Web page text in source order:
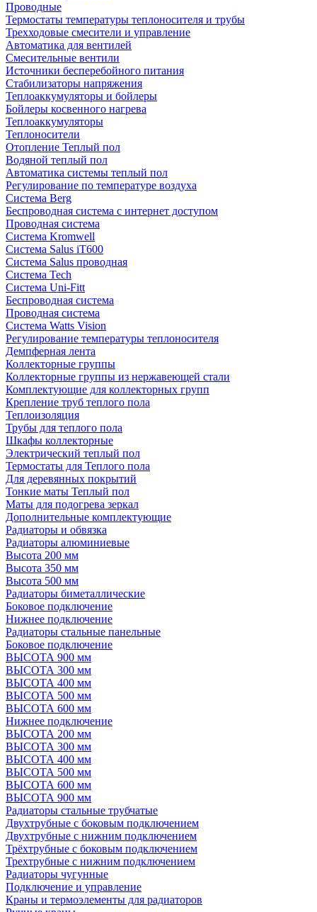
Проводные
Термостаты температуры теплоносителя и трубы
Трехходовые смесители и управление
Автоматика для вентилей
Смесительные вентили
Источники бесперебойного питания
Стабилизаторы напряжения
Теплоаккумуляторы и бойлеры
Бойлеры косвенного нагрева
Теплоаккумуляторы
Теплоносители
Отопление Теплый пол
Водяной теплый пол
Автоматика системы теплый пол
Регулирование по температуре воздуха
Система Berg
Беспроводная система с интернет доступом
Проводная система
Система Kromwell
Система Salus iT600
Система Salus проводная
Система Tech
Система Uni-Fitt
Беспроводная система
Проводная система
Система Watts Vision
Регулирование температуры теплоносителя
Демпферная лента
Коллекторные группы
Коллекторные группы из нержавеющей стали
Комплектующие для коллекторных групп
Крепление труб теплого пола
Теплоизоляция
Трубы для теплого пола
Шкафы коллекторные
Электрический теплый пол
Термостаты для Теплого пола
Для деревянных покрытий
Тонкие маты Теплый пол
Маты для подогрева зеркал
Дополнительные комплектующие
Радиаторы и обвязка
Радиаторы алюминиевые
Высота 200 мм
Высота 350 мм
Высота 500 мм
Радиаторы биметаллические
Боковое подключение
Нижнее подключение
Радиаторы стальные панельные
Боковое подключение
ВЫСОТА 900 мм
ВЫСОТА 300 мм
ВЫСОТА 400 мм
ВЫСОТА 500 мм
ВЫСОТА 600 мм
Нижнее подключение
ВЫСОТА 200 мм
ВЫСОТА 300 мм
ВЫСОТА 400 мм
ВЫСОТА 500 мм
ВЫСОТА 600 мм
ВЫСОТА 900 мм
Радиаторы стальные трубчатые
Двухтрубные с боковым подключением
Двухтрубные с нижним подключением
Трёхтрубные с боковым подключением
Трехтрубные с нижним подключением
Радиаторы чугунные
Подключение и управление
Краны и термоэлементы для радиаторов